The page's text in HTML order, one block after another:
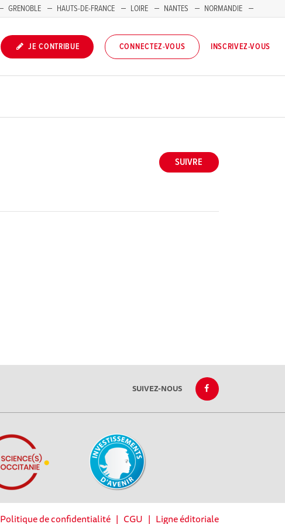
GRENOBLE HAUTS-DE-FRANCE LOIRE NANTES
NORMANDIE
JE CONTRIBUE CONNECTEZ-VOUS INSCRIVEZ-VOUS
SUIVRE
SUIVEZ-NOUS
Politique de confidentialité| CGU | Ligne éditoriale